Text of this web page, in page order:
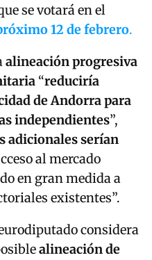
se votará en el
12 de febrero.
alineación progresiva
“reduciría
de Andorra para
independientes”,
adicionales serían
al mercado
en gran medida a
existentes”.
considera
alineación de